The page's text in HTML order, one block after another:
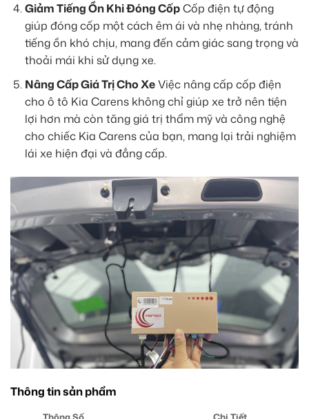
Giảm Tiếng Ồn Khi Đóng CốpCốp điện tự động
giúp đóng cốp một cách êm ái và nhẹ nhàng, tránh
tiếng ồn khó chịu, mang đến cảm giác sang trọng và
thoải mái khi sử dụng xe.
Nâng Cấp Giá Trị Cho XeViệc nâng cấp cốp điện
cho ô tô Kia Carens không chỉ giúp xe trở nên tiện
lợi hơn mà còn tăng giá trị thẩm mỹ và công nghệ
cho chiếc Kia Carens của bạn, mang lại trải nghiệm
lái xe hiện đại và đẳng cấp.
Thông tin sản phẩm